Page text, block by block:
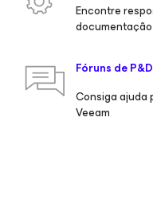
Encontre
Fóruns de
Consiga ajuda
Veeam